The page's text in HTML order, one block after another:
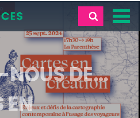
NOUS DE…
EN